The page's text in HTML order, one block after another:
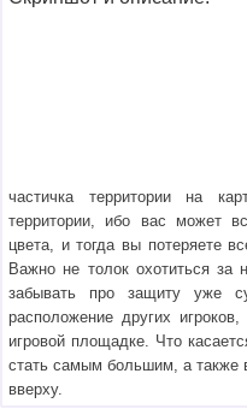
частичка территории на
территории, ибо вас может
цвета, и тогда вы потеряете
Важно не толок охотиться
забывать про защиту уже
расположение других
игровой площадке. Что
стать самым большим, а также
вверху.